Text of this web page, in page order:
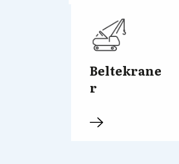
Beltekrane
r